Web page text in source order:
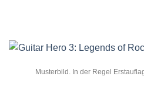
Musterbild. In der Regel